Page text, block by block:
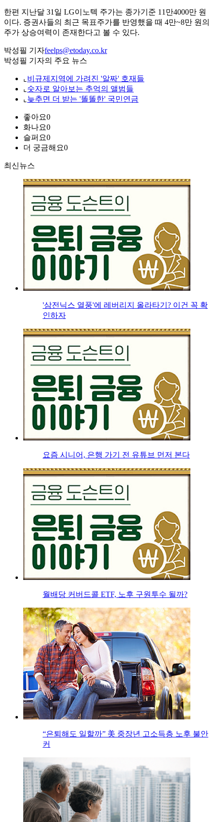
한편 지난달 31일 LG이노텍 주가는 종가기준 11만4000만 원
이다. 증권사들의 최근 목표주가를 반영했을 때 4만~8만 원의
주가 상승여력이 존재한다고 볼 수 있다.
박성필 기자feelps@etoday.co.kr
박성필 기자의 주요 뉴스
⌞ 비규제지역에 가려진 '알짜' 호재들
⌞ 숫자로 알아보는 추억의 앨범들
⌞ 늦추면 더 받는 '똘똘한' 국민연금
좋아요0
화나요0
슬퍼요0
더 궁금해요0
최신뉴스
'삼전닉스 열풍'에 레버리지 올라타기? 이건 꼭 확
인하자
요즘 시니어, 은행 가기 전 유튜브 먼저 본다
월배당 커버드콜 ETF, 노후 구원투수 될까?
“은퇴해도 일할까” 美 중장년 고소득층 노후 불안
커